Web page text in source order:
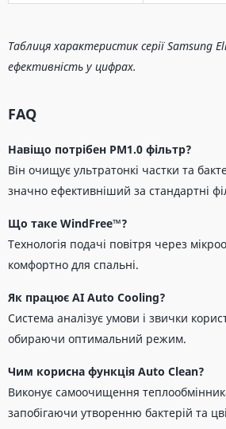
Таблиця характеристик серії Samsung
ефективність у цифрах.
FAQ
Навіщо потрібен PM1.0 фільтр?
Він очищує ультратонкі частки та
значно ефективніший за стандартні
Що таке WindFree™?
Технологія подачі повітря через
комфортно для спальні.
Як працює AI Auto Cooling?
Система аналізує умови і звички
обираючи оптимальний режим.
Чим корисна функція Auto Clean?
Виконує самоочищення
запобігаючи утворенню бактерій та